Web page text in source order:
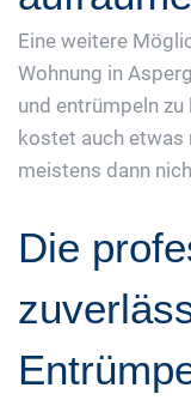
Eine weitere
Wohnung in
und entrümpeln
kostet auch etwas
meistens dann
Die